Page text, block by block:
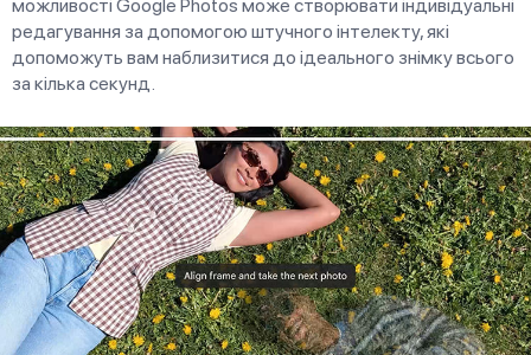
можливості Google Photos може створювати індивідуальні
редагування за допомогою штучного інтелекту, які
допоможуть вам наблизитися до ідеального знімку всього
за кілька секунд.